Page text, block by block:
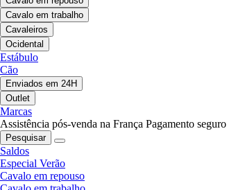
Cavalo em trabalho
Cavaleiros
Ocidental
Estábulo
Cão
Enviados em 24H
Outlet
Marcas
Assistência pós-venda na França Pagamento seguro
Pesquisar
Saldos
Especial Verão
Cavalo em repouso